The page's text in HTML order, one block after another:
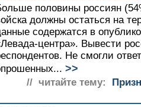
половины россиян
должны остаться на
содержатся в
центра». Вывести
Не смогли
>>
// читайте тему: